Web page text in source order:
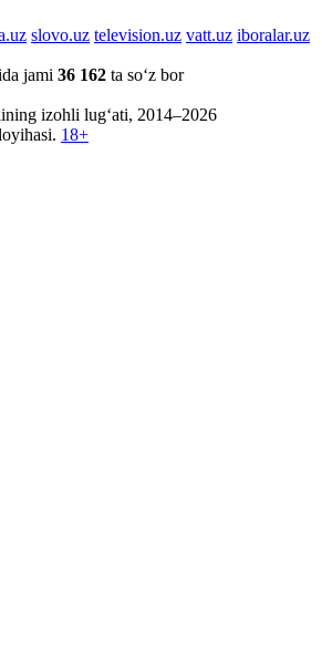
slovo.uz television.uz vatt.uz iboralar.uz
jami 36 162 ta so‘z bor
izohli lug‘ati, 2014–2026
18+